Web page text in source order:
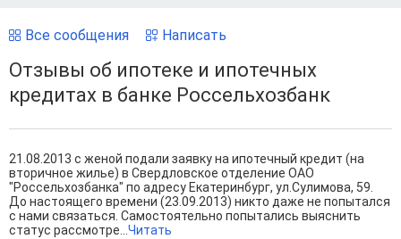
Все сообщения Написать
Отзывы об ипотеке и ипотечных
кредитах в банке Россельхозбанк
21.08.2013 с женой подали заявку на ипотечный кредит (на
вторичное жилье) в Свердловское отделение ОАО
"Россельхозбанка" по адресу Екатеринбург, ул.Сулимова, 59.
До настоящего времени (23.09.2013) никто даже не попытался
с нами связаться. Самостоятельно попытались выяснить
статус рассмотре...Читать